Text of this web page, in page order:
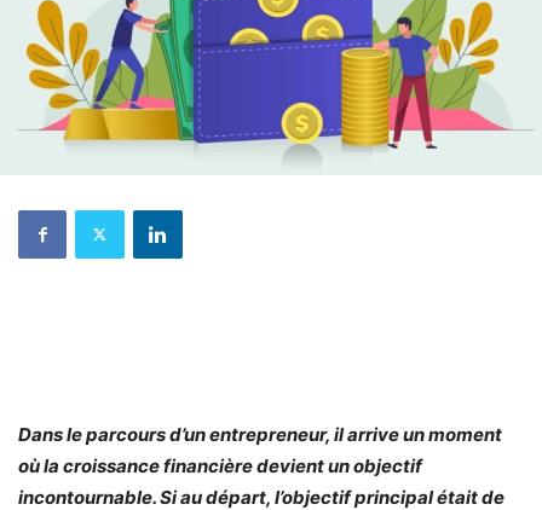
Dans le parcours d’un entrepreneur, il arrive un moment
où la croissance financière devient un objectif
incontournable. Si au départ, l’objectif principal était de